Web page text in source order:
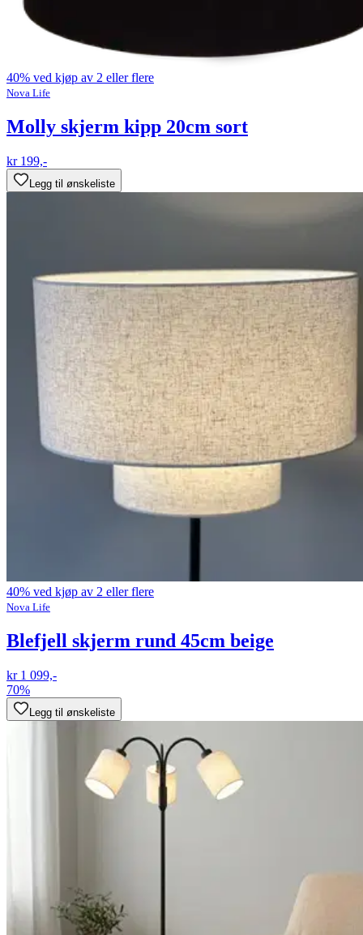
40% ved kjøp av 2 eller flere
Nova Life
Molly skjerm kipp 20cm sort
kr 199,-
Legg til ønskeliste
40% ved kjøp av 2 eller flere
Nova Life
Blefjell skjerm rund 45cm beige
kr 1 099,-
70%
Legg til ønskeliste